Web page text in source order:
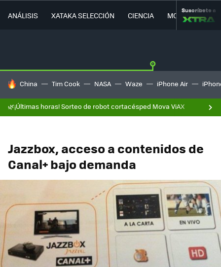
ANÁLISIS XATAKA SELECCIÓN CIENCIA MOVILIDAD
Suscríbete a
HOY SE HABLA DE
China Tim Cook NASA Waze iPhone Air
🌿¡Últimas horas! Sorteo de robot cortacésped Mova ViAX
Jazzbox, acceso a contenidos de
Canal+ bajo demanda